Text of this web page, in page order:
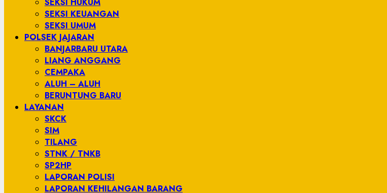
SEKSI KEUANGAN
SEKSI UMUM
POLSEK JAJARAN
BANJARBARU UTARA
LIANG ANGGANG
CEMPAKA
ALUH – ALUH
BERUNTUNG BARU
LAYANAN
SKCK
SIM
TILANG
STNK / TNKB
SP2HP
LAPORAN POLISI
LAPORAN KEHILANGAN BARANG